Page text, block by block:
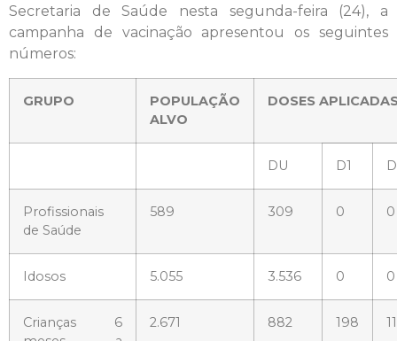
Secretaria de Saúde nesta segunda-feira (24), a
campanha de vacinação apresentou os seguintes
números:
GRUPO
POPULAÇÃO
ALVO
DOSES
DU D1
Profissionais
de Saúde
589 309 0 0
Idosos 5.055 3.536 0 0
Crianças 6
2.671 882 198